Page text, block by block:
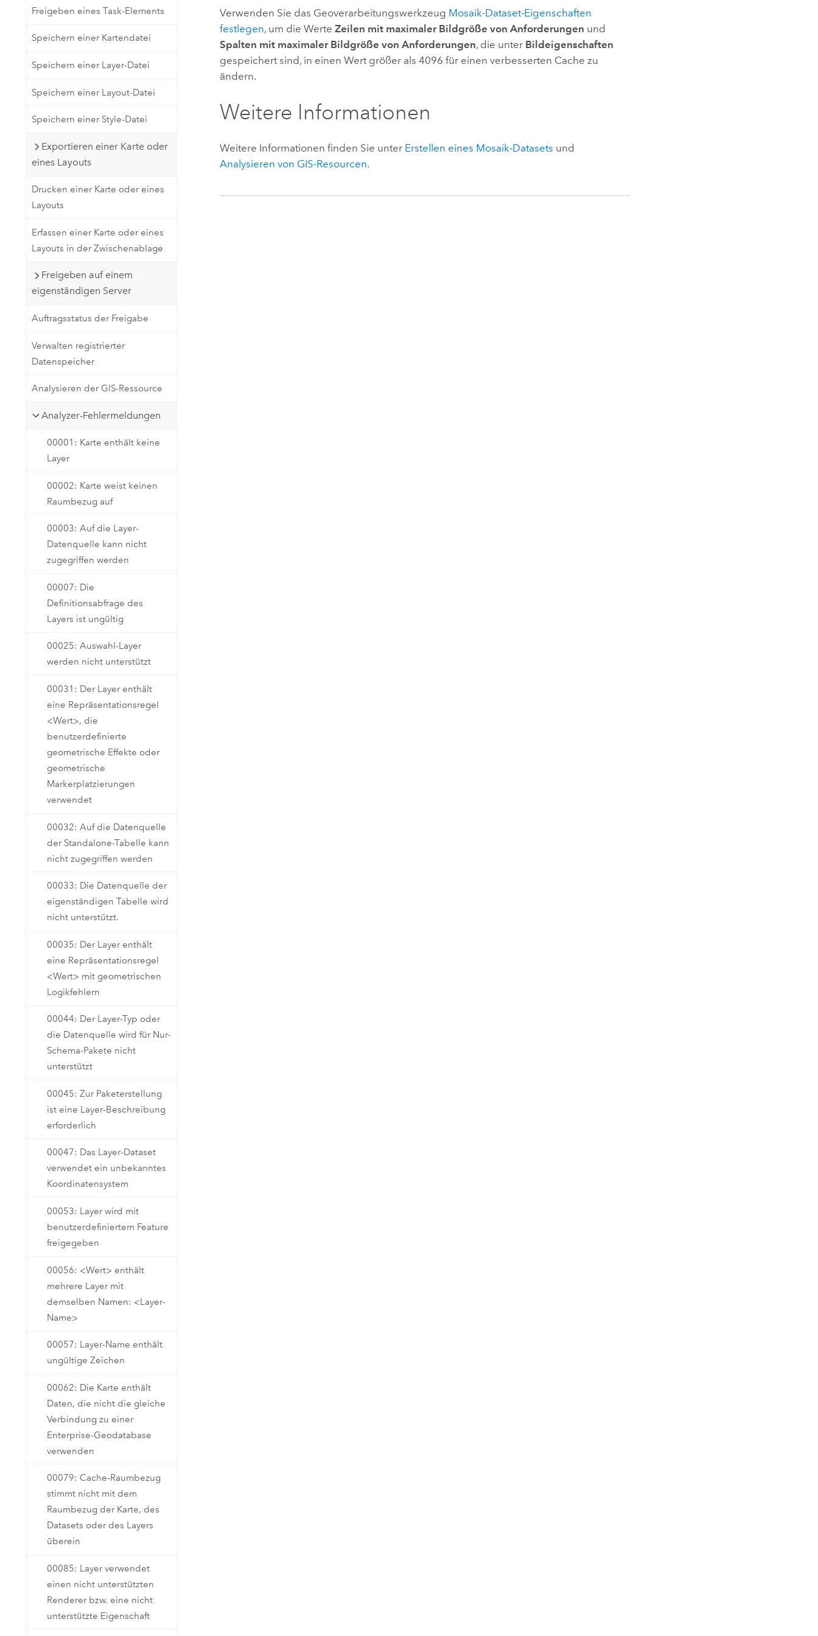
Freigeben eines Task-Elements
Speichern einer Kartendatei
Speichern einer Layer-Datei
Speichern einer Layout-Datei
Speichern einer Style-Datei
Exportieren einer Karte oder
eines Layouts
Drucken einer Karte oder eines
Layouts
Erfassen einer Karte oder eines
Layouts in der Zwischenablage
Freigeben auf einem
eigenständigen Server
Auftragsstatus der Freigabe
Verwalten registrierter
Datenspeicher
Analysieren der GIS-Ressource
Analyzer-Fehlermeldungen
00001: Karte enthält keine
Layer
00002: Karte weist keinen
Raumbezug auf
00003: Auf die Layer-
Datenquelle kann nicht
zugegriffen werden
00007: Die
Definitionsabfrage des
Layers ist ungültig
00025: Auswahl-Layer
werden nicht unterstützt
00031: Der Layer enthält
eine Repräsentationsregel
<Wert>, die
benutzerdefinierte
geometrische Effekte oder
geometrische
Markerplatzierungen
verwendet
00032: Auf die Datenquelle
der Standalone-Tabelle kann
nicht zugegriffen werden
00033: Die Datenquelle der
eigenständigen Tabelle wird
nicht unterstützt.
00035: Der Layer enthält
eine Repräsentationsregel
<Wert> mit geometrischen
Logikfehlern
00044: Der Layer-Typ oder
die Datenquelle wird für Nur-
Schema-Pakete nicht
unterstützt
00045: Zur Paketerstellung
ist eine Layer-Beschreibung
erforderlich
00047: Das Layer-Dataset
verwendet ein unbekanntes
Koordinatensystem
00053: Layer wird mit
benutzerdefiniertem Feature
freigegeben
00056: <Wert> enthält
mehrere Layer mit
demselben Namen: <Layer-
Name>
00057: Layer-Name enthält
ungültige Zeichen
00062: Die Karte enthält
Daten, die nicht die gleiche
Verbindung zu einer
Enterprise-Geodatabase
verwenden
00079: Cache-Raumbezug
stimmt nicht mit dem
Raumbezug der Karte, des
Datasets oder des Layers
überein
00085: Layer verwendet
einen nicht unterstützten
Renderer bzw. eine nicht
unterstützte Eigenschaft
Verwenden Sie das Geoverarbeitungswerkzeug Mosaik-Dataset-Eigenschaften
festlegen, um die WerteZeilen mit maximaler Bildgröße von Anforderungen und
Spalten mit maximaler Bildgröße von Anforderungen, die unter Bildeigenschaften
gespeichert sind, in einen Wert größer als 4096 für einen verbesserten Cache zu
ändern.
Weitere Informationen
Weitere Informationen finden Sie unter Erstellen eines Mosaik-Datasets und
Analysieren von GIS-Resourcen.